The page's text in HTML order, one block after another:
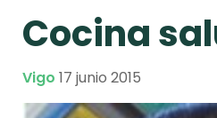
Cocina
Vigo 17 junio 2015